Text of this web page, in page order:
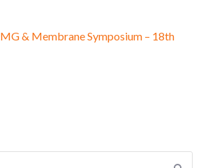
& Membrane Symposium – 18th